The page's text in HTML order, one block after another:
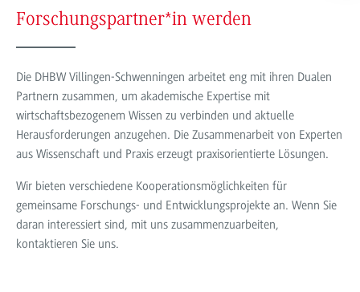
Forschungspartner*in werden
Die DHBW Villingen-Schwenningen arbeitet eng mit ihren Dualen
Partnern zusammen, um akademische Expertise mit
wirtschaftsbezogenem Wissen zu verbinden und aktuelle
Herausforderungen anzugehen. Die Zusammenarbeit von Experten
aus Wissenschaft und Praxis erzeugt praxisorientierte Lösungen.
Wir bieten verschiedene Kooperationsmöglichkeiten für
gemeinsame Forschungs- und Entwicklungsprojekte an. Wenn Sie
daran interessiert sind, mit uns zusammenzuarbeiten,
kontaktieren Sie uns.